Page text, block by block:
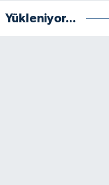
Yükleniyor...